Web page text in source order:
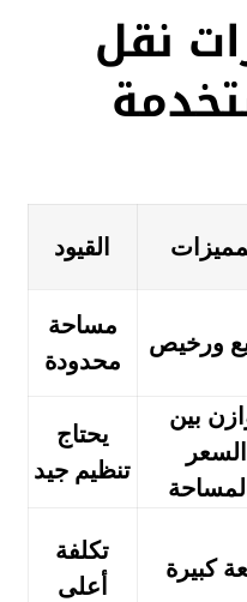
نقل
القيود
ورخيص
مساحة
محدودة
بين
السعر
يحتاج
تنظيم جيد
كبيرة
تكلفة
أعلى